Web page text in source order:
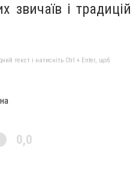
звичаїв і традицій
текст і натисніть Ctrl + Enter, щоб
0,0